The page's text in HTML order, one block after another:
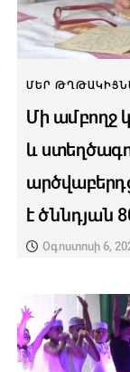
ՄԵՐ
Մի ամբողջ
և
է ծննդյան
Օգոստոսի 6,